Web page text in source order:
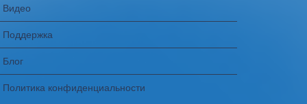
Видео
Поддержка
Блог
Политика конфиденциальности